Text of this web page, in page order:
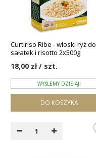
Curtiriso Ribe - włoski ryż do
sałatek i risotto 2x500g
18,00 zł / szt.
WYŚLEMY DZISIAJ!
DO KOSZYKA